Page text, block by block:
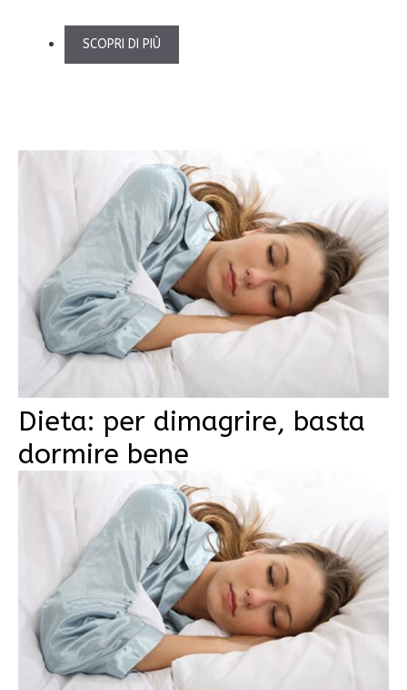
SCOPRI DI PIÙ
Dieta: per dimagrire, basta
dormire bene